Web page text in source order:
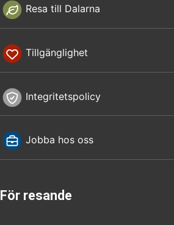
Resa till Dalarna
Tillgänglighet
Integritetspolicy
Jobba hos oss
För resande